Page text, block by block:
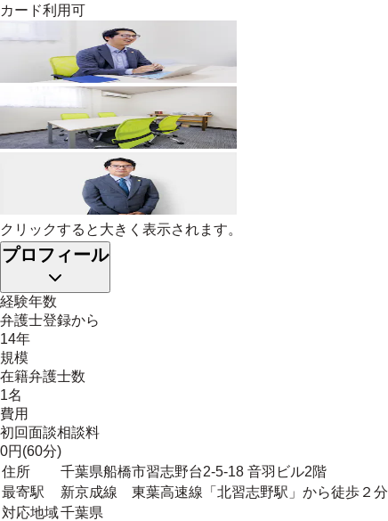
カード利用可
クリックすると大きく表示されます。
プロフィール
経験年数
弁護士登録から
14年
規模
在籍弁護士数
1名
費用
初回面談相談料
0円(60分)
住所
千葉県船橋市習志野台2-5-18 音羽ビル2階
最寄駅
新京成線 東葉高速線「北習志野駅」から徒歩２分
対応地域千葉県